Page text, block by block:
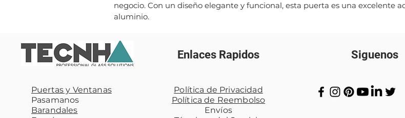
negocio. Con un diseño elegante y funcional, esta puerta es una excelente
aluminio.
Puertas y Ventanas
Pasamanos
Barandales
Enlaces Rapidos
Política de Privacidad
Política de Reembolso
Envíos
Siguenos